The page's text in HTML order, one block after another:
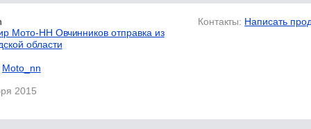
Мото-НН Овчинников отправка из
области
Moto_nn
2015
Контакты: Написать